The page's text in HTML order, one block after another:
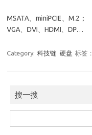
MSATA、miniPCIE、M.2；
VGA、DVI、HDMI、DP…
Category: 科技链 硬盘 标签：
搜一搜
索：